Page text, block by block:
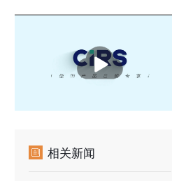
播
放
相关新闻